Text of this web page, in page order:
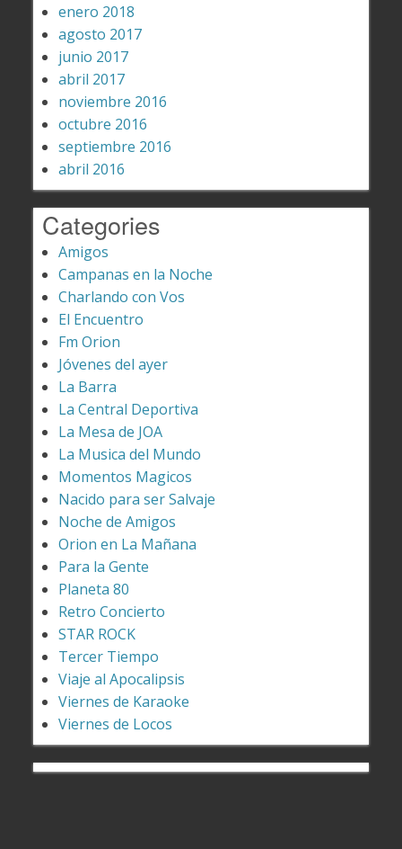
enero 2018
agosto 2017
junio 2017
abril 2017
noviembre 2016
octubre 2016
septiembre 2016
abril 2016
Categories
Amigos
Campanas en la Noche
Charlando con Vos
El Encuentro
Fm Orion
Jóvenes del ayer
La Barra
La Central Deportiva
La Mesa de JOA
La Musica del Mundo
Momentos Magicos
Nacido para ser Salvaje
Noche de Amigos
Orion en La Mañana
Para la Gente
Planeta 80
Retro Concierto
STAR ROCK
Tercer Tiempo
Viaje al Apocalipsis
Viernes de Karaoke
Viernes de Locos